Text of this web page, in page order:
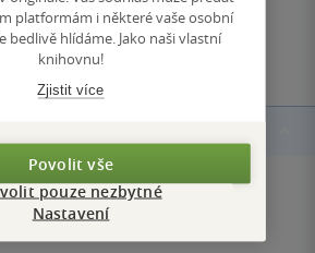
Přidat hodnocení
platformám i některé vaše osobní
bedlivě hlídáme. Jako naši vlastní
knihovnu!
Zjistit více
Povolit vše
pouze nezbytné
Nastavení